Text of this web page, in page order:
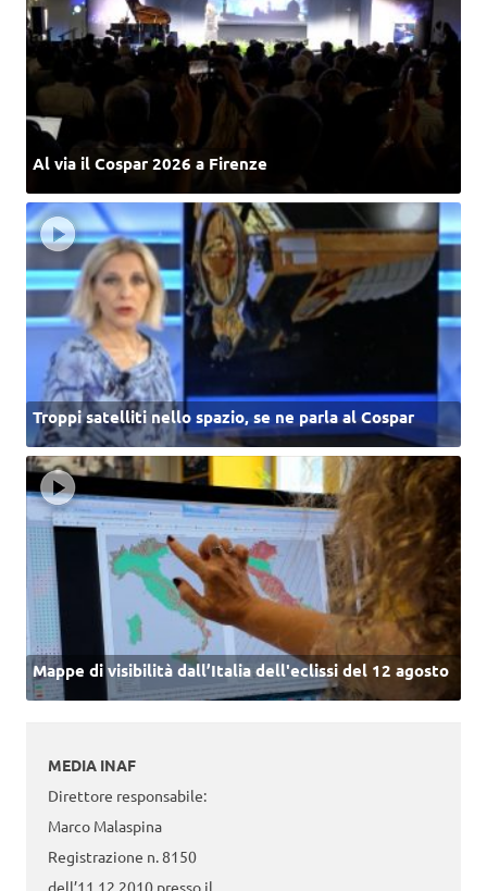
Al via il Cospar 2026 a Firenze
Troppi satelliti nello spazio, se ne parla al Cospar
Mappe di visibilità dall’Italia dell'eclissi del 12 agosto
MEDIA INAF
Direttore responsabile:
Marco Malaspina
Registrazione n. 8150
dell’11.12.2010 presso il